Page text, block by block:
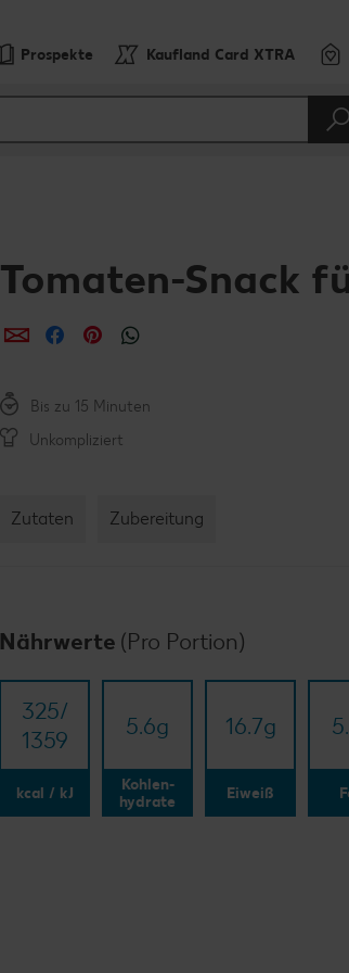
Prospekte Kaufland Card XTRA
Tomaten-Snack
per E-Mail teilen
per Facebook teilen
per Pinterest teilen
Bis zu 15 Minuten
Unkompliziert
Zutaten Zubereitung
Nährwerte (Pro Portion)
325/​
1359
kcal / kJ
5.6g
Kohlen-
hydrate
16.7g
Eiweiß